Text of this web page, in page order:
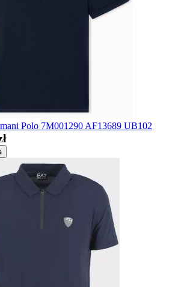
Polo 7M001290 AF13689 UB102